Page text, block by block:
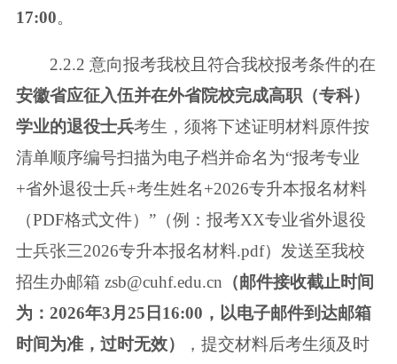
17:00。
2.2.2 意向报考我校且符合我校报考条件的在
安徽省应征入伍并在外省院校完成高职（专科）
学业的退役士兵考生，须将下述证明材料原件按
清单顺序编号扫描为电子档并命名为“报考专业
+省外退役士兵+考生姓名+2026专升本报名材料
（PDF格式文件）”（例：报考XX专业省外退役
士兵张三2026专升本报名材料.pdf）发送至我校
招生办邮箱 zsb@cuhf.edu.cn （邮件接收截止时间
为： 2026年3月25日16:00，以电子邮件到达邮箱
时间为准，过时无效）
，提交材料后考生须及时